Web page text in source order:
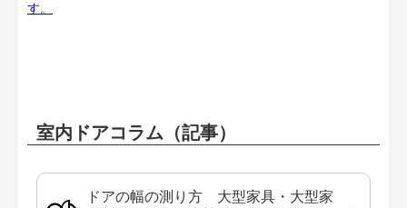
す。
室内ドアコラム（記事）
ドアの幅の測り方 大型家具・大型家